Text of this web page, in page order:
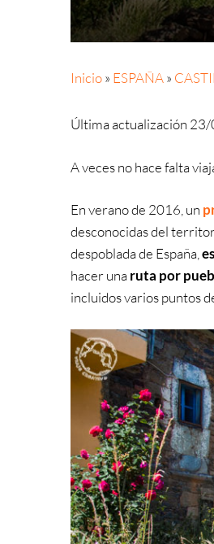
Inicio» ESPAÑA»
Última actualización
A veces no hace falta
En verano de 2016, un
desconocidas del
despoblada de España,
hacer unaruta por
incluidos varios puntos